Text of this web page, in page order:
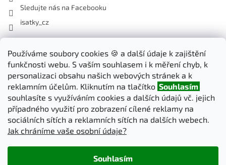
Používáme soubory cookies 🍪 a další údaje k zajištění
funkčnosti webu. S vaším souhlasem i k měření chyb, k
personalizaci obsahu našich webových stránek a k
reklamním účelům. Kliknutím na tlačítko Souhlasím
souhlasíte s využíváním cookies a dalších údajů vč. jejich
případného využití pro zobrazení cílené reklamy na
sociálních sítích a reklamních sítích na dalších webech.
Jak chráníme vaše osobní údaje?
Souhlasím
Sledujte nás na Facebooku
isatky_cz
Odebírat newsletter
Vložte svůj e-mail a my vám budeme zasílat informace o nových
produktech na našem e-shopu.
E-mail
PŘIHLÁSIT SE